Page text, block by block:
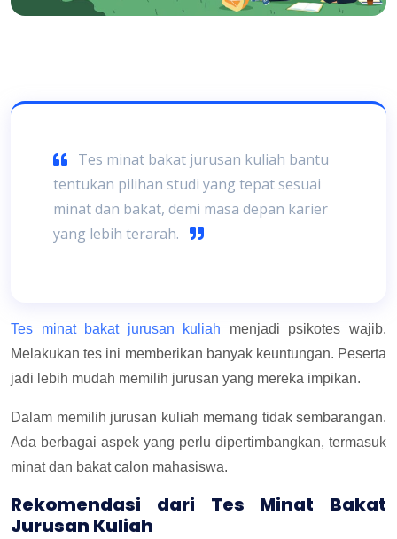
Tes minat bakat jurusan kuliah bantu
tentukan pilihan studi yang tepat sesuai
minat dan bakat, demi masa depan karier
yang lebih terarah.
Tes minat bakat jurusan kuliah menjadi psikotes wajib.
Melakukan tes ini memberikan banyak keuntungan. Peserta
jadi lebih mudah memilih jurusan yang mereka impikan.
Dalam memilih jurusan kuliah memang tidak sembarangan.
Ada berbagai aspek yang perlu dipertimbangkan, termasuk
minat dan bakat calon mahasiswa.
Rekomendasi dari Tes Minat Bakat
Jurusan Kuliah